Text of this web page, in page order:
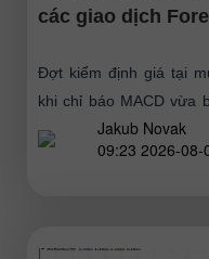
các giao dịch
Đợt kiểm định giá tại
khi chỉ báo MACD vừa
xác nhận điểmJakub Novak
09:23 2026-08-